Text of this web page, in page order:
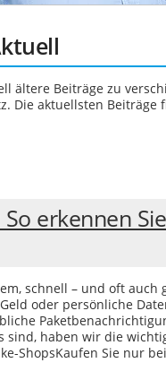
ältere Beiträge zu
Die aktuellsten Beiträge
erkennen
schnell – und oft auch
oder persönliche
sind, haben wir die
ShopsKaufen Sie nur